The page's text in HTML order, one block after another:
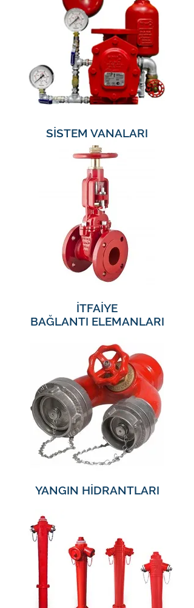
SİSTEM VANALARI
İTFAİYE
BAĞLANTI ELEMANLARI
YANGIN HİDRANTLARI